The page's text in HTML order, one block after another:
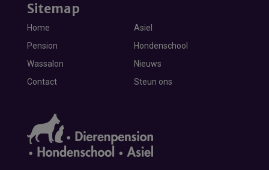
Sitemap
Home
Asiel
Pension
Hondenschool
Wassalon
Nieuws
Contact
Steun ons